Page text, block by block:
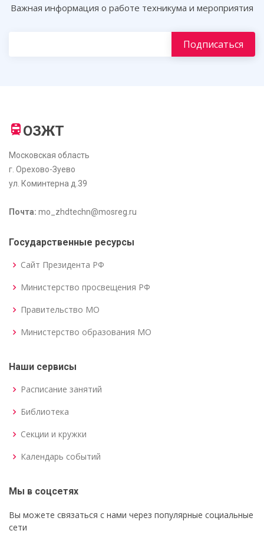
Важная информация о работе техникума и мероприятия
ОЗЖТ
Московская область
г. Орехово-Зуево
ул. Коминтерна д.39
Почта: mo_zhdtechn@mosreg.ru
Государственные ресурсы
Сайт Президента РФ
Министерство просвещения РФ
Правительство МО
Министерство образования МО
Наши сервисы
Расписание занятий
Библиотека
Секции и кружки
Календарь событий
Мы в соцсетях
Вы можете связаться с нами через популярные социальные
сети